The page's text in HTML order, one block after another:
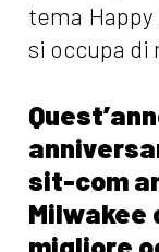
tema
si occupa di
sit-com
Milwakee
migliore